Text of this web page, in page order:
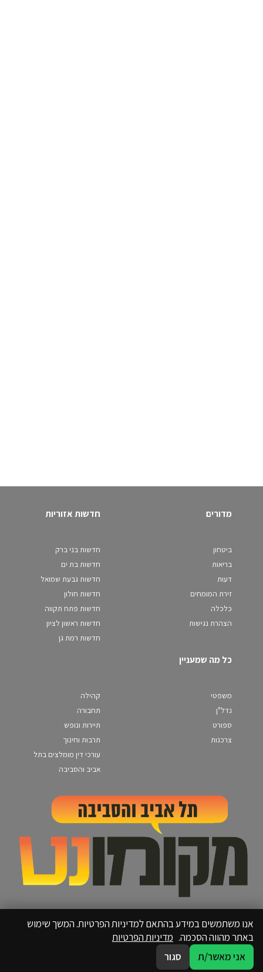
מדורים
ביטחון
בריאות
דעות
זירת המומחים
כלכלה
הצהרת נגישות
חדשות אזוריות
חדשות בני ברק
חדשות בת ים
חדשות גבעת שמואל
חדשות חולון
חדשות פתח תקווה
חדשות ראשון לציון
חדשות רמת גן
כל מה שמעניין
משפטי
נדל"ן
ספורט
צרכנות
קהילה
תחבורה
תיירות ונופש
תרבות וחינוך
עורכי דין מומלצים בתל
אביב והסביבה
אנו משתמשים במידע בהתאם למדיניות הפרטיות. המשך שימוש
באתר מהווה הסכמה. מדיניות הפרטיות
אני מאשר/ת
סגור